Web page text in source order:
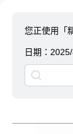
您正使用「
日期：